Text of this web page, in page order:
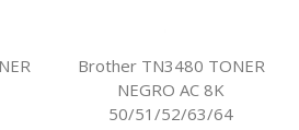
Brother TN3480 TONER
NEGRO AC 8K
50/51/52/63/64